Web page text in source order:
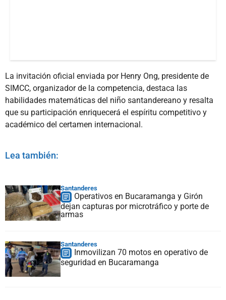
La invitación oficial enviada por Henry Ong, presidente de
SIMCC, organizador de la competencia, destaca las
habilidades matemáticas del niño santandereano y resalta
que su participación enriquecerá el espíritu competitivo y
académico del certamen internacional.
Lea también:
Santanderes
Operativos en Bucaramanga y Girón
dejan capturas por microtráfico y porte de
armas
Santanderes
Inmovilizan 70 motos en operativo de
seguridad en Bucaramanga